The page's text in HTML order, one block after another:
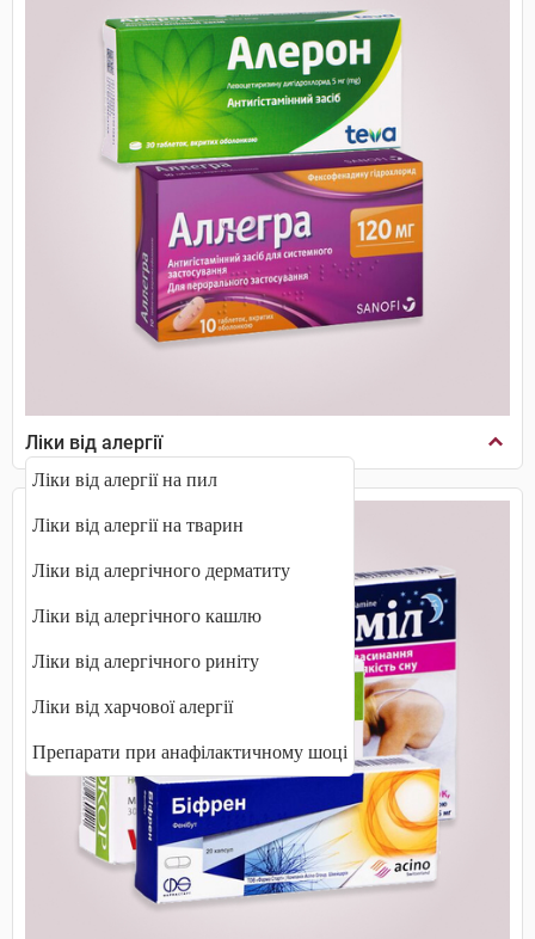
Ліки від алергії
Ліки від алергії на пил
Ліки від алергії на тварин
Ліки від алергічного дерматиту
Ліки від алергічного кашлю
Ліки від алергічного риніту
Ліки від харчової алергії
Препарати при анафілактичному шоці